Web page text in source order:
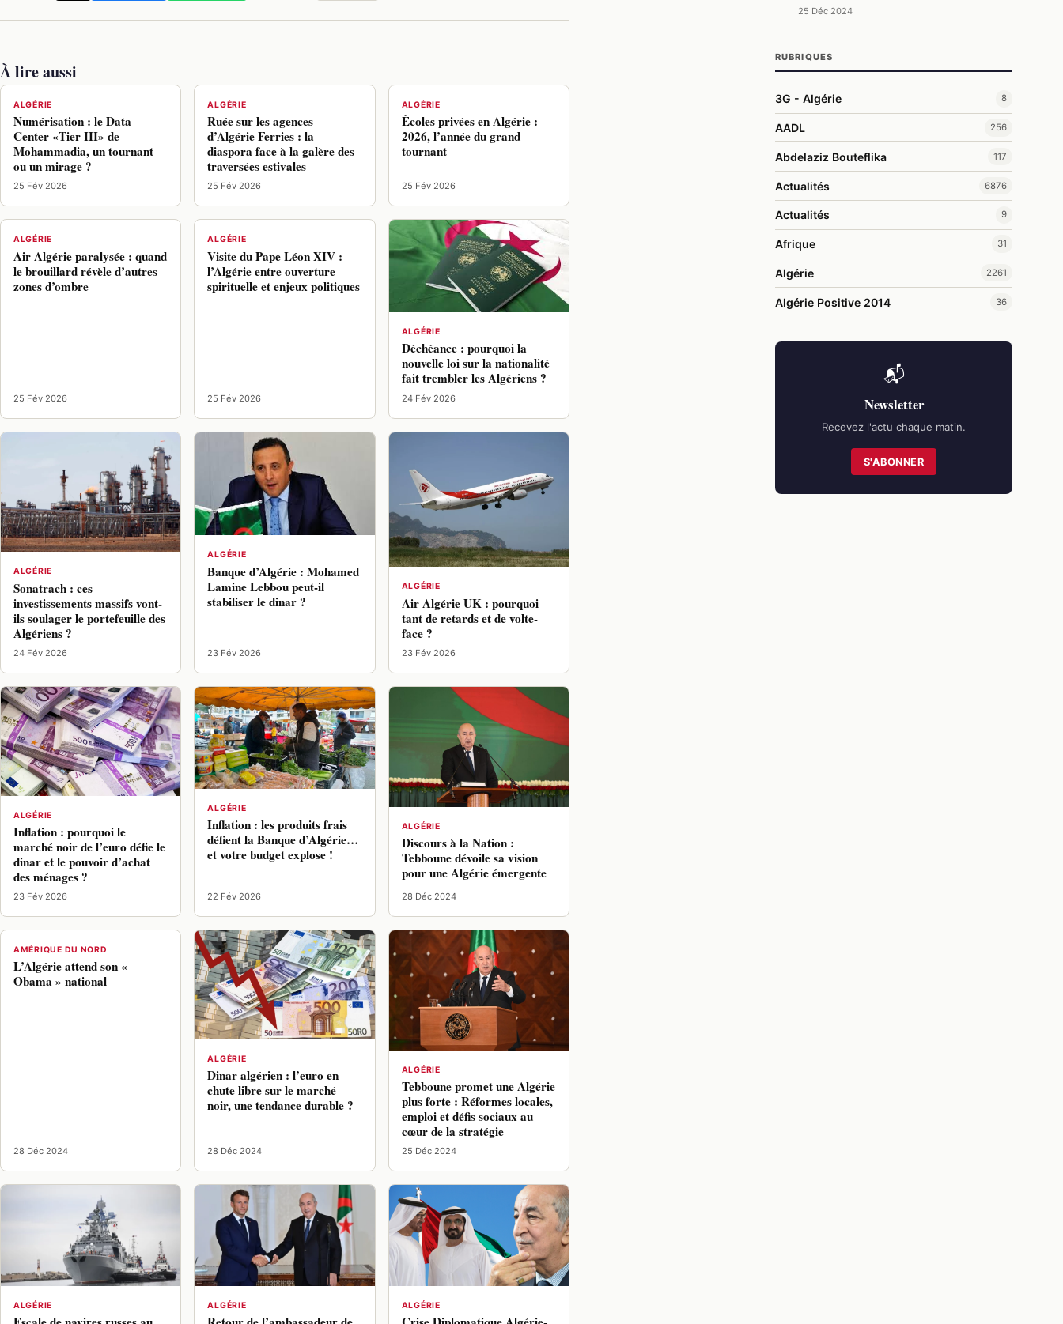
À lire aussi
ALGÉRIE
Numérisation : le Data
Center «Tier III» de
Mohammadia, un tournant
ou un mirage ?
25 Fév 2026
ALGÉRIE
Ruée sur les agences
d’Algérie Ferries : la
diaspora face à la galère des
traversées estivales
25 Fév 2026
ALGÉRIE
Écoles privées en Algérie :
2026, l’année du grand
tournant
25 Fév 2026
ALGÉRIE
Air Algérie paralysée : quand
le brouillard révèle d’autres
zones d’ombre
25 Fév 2026
ALGÉRIE
Visite du Pape Léon XIV :
l’Algérie entre ouverture
spirituelle et enjeux politiques
25 Fév 2026
ALGÉRIE
Déchéance : pourquoi la
nouvelle loi sur la nationalité
fait trembler les Algériens ?
24 Fév 2026
ALGÉRIE
Sonatrach : ces
investissements massifs vont-
ils soulager le portefeuille des
Algériens ?
24 Fév 2026
ALGÉRIE
Banque d’Algérie : Mohamed
Lamine Lebbou peut-il
stabiliser le dinar ?
23 Fév 2026
ALGÉRIE
Air Algérie UK : pourquoi
tant de retards et de volte-
face ?
23 Fév 2026
ALGÉRIE
Inflation : pourquoi le
marché noir de l’euro défie le
dinar et le pouvoir d’achat
des ménages ?
23 Fév 2026
ALGÉRIE
Inflation : les produits frais
défient la Banque d’Algérie…
et votre budget explose !
22 Fév 2026
ALGÉRIE
Discours à la Nation :
Tebboune dévoile sa vision
pour une Algérie émergente
28 Déc 2024
AMÉRIQUE DU NORD
L’Algérie attend son «
Obama » national
28 Déc 2024
ALGÉRIE
Dinar algérien : l’euro en
chute libre sur le marché
noir, une tendance durable ?
28 Déc 2024
ALGÉRIE
Tebboune promet une Algérie
plus forte : Réformes locales,
emploi et défis sociaux au
cœur de la stratégie
25 Déc 2024
ALGÉRIE ALGÉRIE ALGÉRIE
25 Déc 2024
RUBRIQUES
3G - Algérie 8
AADL 256
Abdelaziz Bouteflika 117
Actualités 6876
Actualités 9
Afrique 31
Algérie 2261
Algérie Positive 2014 36
📬
Newsletter
Recevez l'actu chaque matin.
S'ABONNER